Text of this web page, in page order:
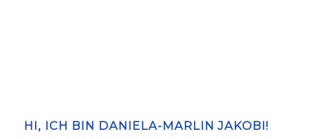
HI, ICH BIN DANIELA-MARLIN JAKOBI!